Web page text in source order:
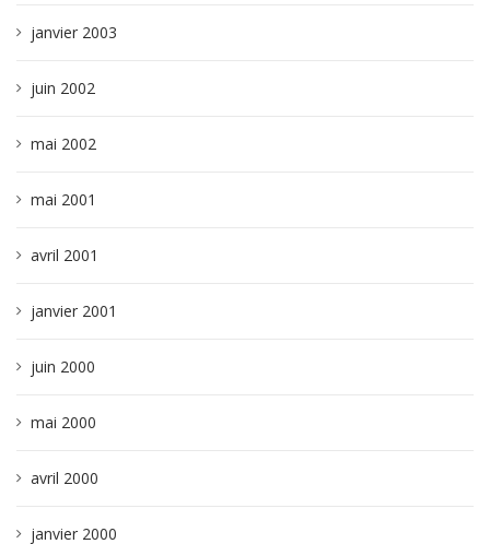
janvier 2003
juin 2002
mai 2002
mai 2001
avril 2001
janvier 2001
juin 2000
mai 2000
avril 2000
janvier 2000